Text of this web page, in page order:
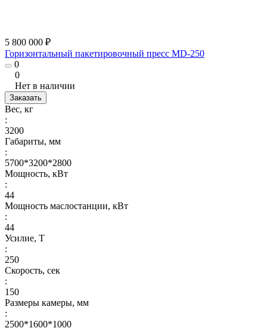
5 800 000 ₽
Горизонтальный пакетировочный пресс MD-250
0
0
Нет в наличии
Заказать
Вес, кг
:
3200
Габариты, мм
:
5700*3200*2800
Мощность, кВт
:
44
Мощность маслостанции, кВт
:
44
Усилие, Т
:
250
Скорость, сек
:
150
Размеры камеры, мм
:
2500*1600*1000